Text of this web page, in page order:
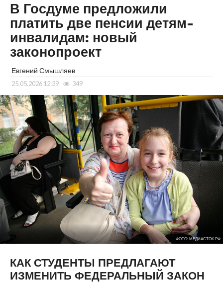
В Госдуме предложили
платить две пенсии детям-
инвалидам: новый
законопроект
Евгений Смышляев
25.05.2026 12:39 349
ФОТО: МЕДИАСТОК.РФ
КАК СТУДЕНТЫ ПРЕДЛАГАЮТ
ИЗМЕНИТЬ ФЕДЕРАЛЬНЫЙ ЗАКОН